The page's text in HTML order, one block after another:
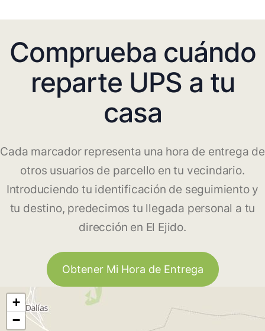
Comprueba cuándo
reparte UPS a tu
casa
Cada marcador representa una hora de entrega de
otros usuarios de parcello en tu vecindario.
Introduciendo tu identificación de seguimiento y
tu destino, predecimos tu llegada personal a tu
dirección en El Ejido.
Obtener Mi Hora de Entrega
+
−